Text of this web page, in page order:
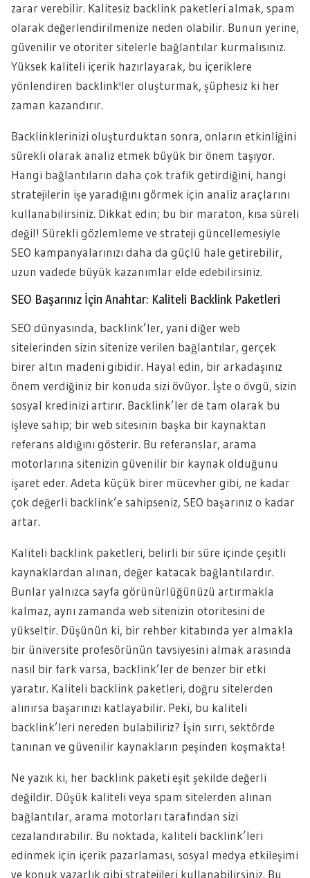
zarar verebilir. Kalitesiz backlink paketleri almak, spam
olarak değerlendirilmenize neden olabilir. Bunun yerine,
güvenilir ve otoriter sitelerle bağlantılar kurmalısınız.
Yüksek kaliteli içerik hazırlayarak, bu içeriklere
yönlendiren backlink'ler oluşturmak, şüphesiz ki her
zaman kazandırır.
Backlinklerinizi oluşturduktan sonra, onların etkinliğini
sürekli olarak analiz etmek büyük bir önem taşıyor.
Hangi bağlantıların daha çok trafik getirdiğini, hangi
stratejilerin işe yaradığını görmek için analiz araçlarını
kullanabilirsiniz. Dikkat edin; bu bir maraton, kısa süreli
değil! Sürekli gözlemleme ve strateji güncellemesiyle
SEO kampanyalarınızı daha da güçlü hale getirebilir,
uzun vadede büyük kazanımlar elde edebilirsiniz.
SEO Başarınız İçin Anahtar: Kaliteli Backlink Paketleri
SEO dünyasında, backlink’ler, yani diğer web
sitelerinden sizin sitenize verilen bağlantılar, gerçek
birer altın madeni gibidir. Hayal edin, bir arkadaşınız
önem verdiğiniz bir konuda sizi övüyor. İşte o övgü, sizin
sosyal kredinizi artırır. Backlink’ler de tam olarak bu
işleve sahip; bir web sitesinin başka bir kaynaktan
referans aldığını gösterir. Bu referanslar, arama
motorlarına sitenizin güvenilir bir kaynak olduğunu
işaret eder. Adeta küçük birer mücevher gibi, ne kadar
çok değerli backlink’e sahipseniz, SEO başarınız o kadar
artar.
Kaliteli backlink paketleri, belirli bir süre içinde çeşitli
kaynaklardan alınan, değer katacak bağlantılardır.
Bunlar yalnızca sayfa görünürlüğünüzü artırmakla
kalmaz, aynı zamanda web sitenizin otoritesini de
yükseltir. Düşünün ki, bir rehber kitabında yer almakla
bir üniversite profesörünün tavsiyesini almak arasında
nasıl bir fark varsa, backlink’ler de benzer bir etki
yaratır. Kaliteli backlink paketleri, doğru sitelerden
alınırsa başarınızı katlayabilir. Peki, bu kaliteli
backlink’leri nereden bulabiliriz? İşin sırrı, sektörde
tanınan ve güvenilir kaynakların peşinden koşmakta!
Ne yazık ki, her backlink paketi eşit şekilde değerli
değildir. Düşük kaliteli veya spam sitelerden alınan
bağlantılar, arama motorları tarafından sizi
cezalandırabilir. Bu noktada, kaliteli backlink’leri
edinmek için içerik pazarlaması, sosyal medya etkileşimi
ve konuk yazarlık gibi stratejileri kullanabilirsiniz. Bu